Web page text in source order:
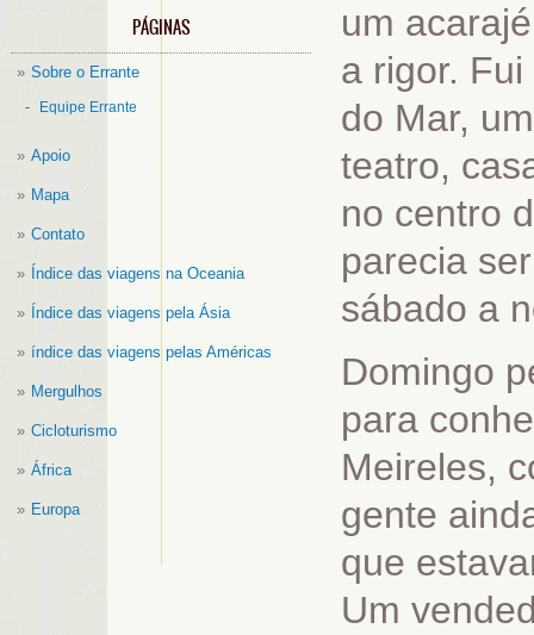
PÁGINAS
Sobre o Errante
Equipe Errante
Apoio
Mapa
Contato
Índice das viagens na Oceania
Índice das viagens pela Ásia
índice das viagens pelas Américas
Mergulhos
Cicloturismo
África
Europa
um
a rigor.
do Mar,
teatro,
no centro
parecia
sábado a
Domingo
para
Meireles,
gente
que
Um